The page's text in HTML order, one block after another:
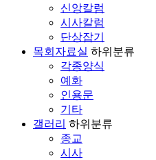
신앙칼럼
시사칼럼
단상잡기
목회자료실 하위분류
각종양식
예화
인용문
기타
갤러리 하위분류
종교
시사